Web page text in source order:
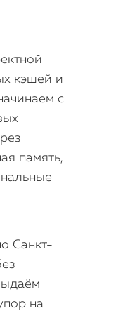
кэшей и
с
память,
Санкт-
на